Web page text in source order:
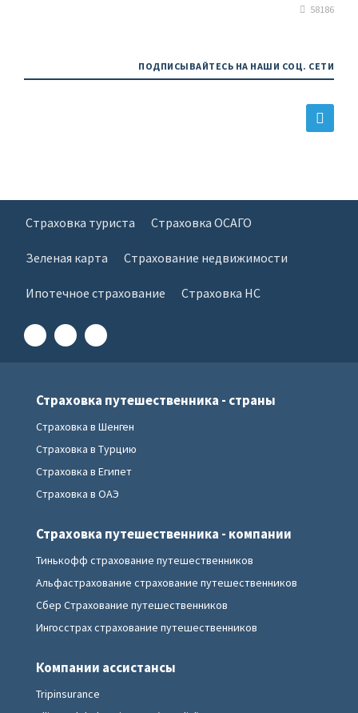
58186
ПОДПИСЫВАЙТЕСЬ НА НАШИ СОЦ. СЕТИ
Страховка туриста Страховка ОСАГО
Зеленая карта Страхование недвижимости
Ипотечное страхование Страховка НС
Страховка путешественника - страны
Страховка в Шенген
Страховка в Турцию
Страховка в Египет
Страховка в ОАЭ
Страховка путешественника - компании
Тинькофф страхование путешественников
Альфастрахование страхование путешественников
Сбер Страхование путешественников
Ингосстрах страхование путешественников
Компании ассистансы
Tripinsurance